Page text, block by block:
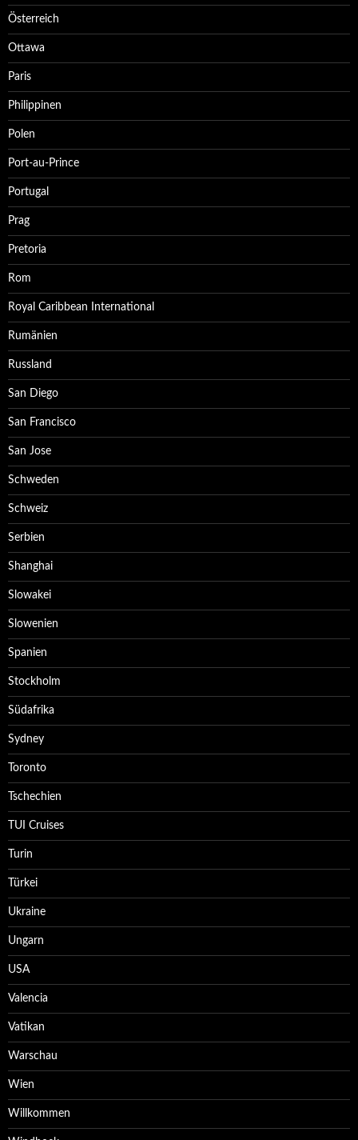
Österreich
Ottawa
Paris
Philippinen
Polen
Port-au-Prince
Portugal
Prag
Pretoria
Rom
Royal Caribbean International
Rumänien
Russland
San Diego
San Francisco
San Jose
Schweden
Schweiz
Serbien
Shanghai
Slowakei
Slowenien
Spanien
Stockholm
Südafrika
Sydney
Toronto
Tschechien
TUI Cruises
Turin
Türkei
Ukraine
Ungarn
USA
Valencia
Vatikan
Warschau
Wien
Willkommen